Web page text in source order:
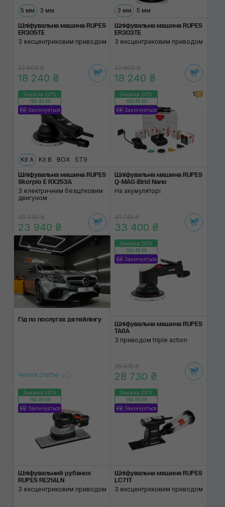
5 мм 3 мм
Шліфувальна машина RUPES
ER305TE
З ексцентриковим приводом
22 800 ₴
18 240 ₴
3 мм 5 мм
Шліфувальна машина RUPES
ER303TE
З ексцентриковим приводом
22 800 ₴
18 240 ₴
Знижка 20%
182:45:59
Закінчується
Kit A Kit B BOX ST9
Шліфувальна машина RUPES
Skorpio E RX253A
З електричним безщітковим
двигуном
29 930 ₴
23 940 ₴
Знижка 20%
182:45:59
Закінчується
1
Шліфувальна машина RUPES
Q-MAG iBrid Nano
На акумуляторі
41 745 ₴
33 400 ₴
Гід по послугах детейлінгу
Читати статтю
Знижка 20%
182:45:59
Закінчується
Шліфувальна машина RUPES
TA6A
З приводом triple action
35 915 ₴
28 730 ₴
Знижка 20%
182:45:59
Закінчується
Шліфувальний рубанок
RUPES RE21ALN
З ексцентриковим приводом
Знижка 20%
182:45:59
Закінчується
Шліфувальна машина RUPES
LC71T
З ексцентриковим приводом